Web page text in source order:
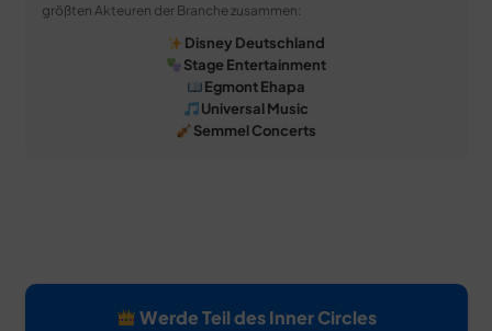
größten Akteuren der Branche zusammen:
Disney Deutschland
Stage Entertainment
Egmont Ehapa
Universal Music
Semmel Concerts
Werde Teil des Inner Circles